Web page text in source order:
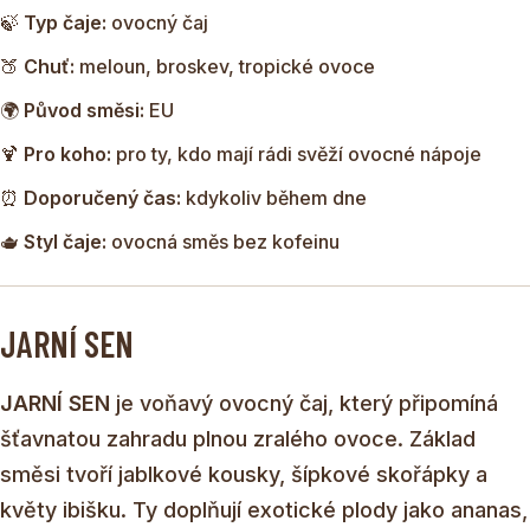
🍃 Typ čaje: ovocný čaj
🍑 Chuť: meloun, broskev, tropické ovoce
🌍 Původ směsi: EU
🍹 Pro koho: pro ty, kdo mají rádi svěží ovocné nápoje
⏰ Doporučený čas: kdykoliv během dne
🫖 Styl čaje: ovocná směs bez kofeinu
JARNÍ SEN
JARNÍ SEN je voňavý ovocný čaj, který připomíná
šťavnatou zahradu plnou zralého ovoce. Základ
směsi tvoří jablkové kousky, šípkové skořápky a
květy ibišku. Ty doplňují exotické plody jako ananas,